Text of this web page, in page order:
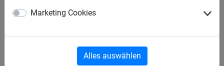
Marketing Cookies
Alles auswählen
Kunststoffseil aus
Polypropylen ø 20 mm